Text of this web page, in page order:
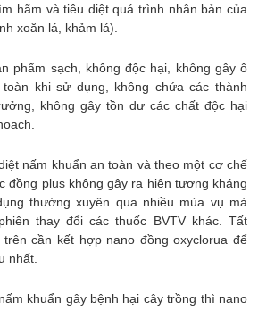
hãm và tiêu diệt quá trình nhân bản của
xoăn lá, khảm lá).
phẩm sạch, không độc hại, không gây ô
khi sử dụng, không chứa các thành
không gây tồn dư các chất độc hại
nấm khuẩn an toàn và theo một cơ chế
đồng plus không gây ra hiện tượng kháng
thường xuyên qua nhiều mùa vụ mà
thay đổi các thuốc BVTV khác. Tất
cần kết hợp nano đồng oxyclorua để
nhất.
khuẩn gây bệnh hại cây trồng thì nano